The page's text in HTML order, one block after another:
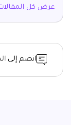
عرض كل
انضم إلى